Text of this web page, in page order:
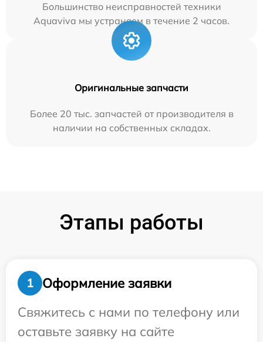
Большинство неисправностей техники
Aquaviva мы устраняем в течение 2 часов.
Оригинальные запчасти
Более 20 тыс. запчастей от производителя в
наличии на собственных складах.
Этапы работы
1
Оформление заявки
Свяжитесь с нами по телефону или
оставьте заявку на сайте